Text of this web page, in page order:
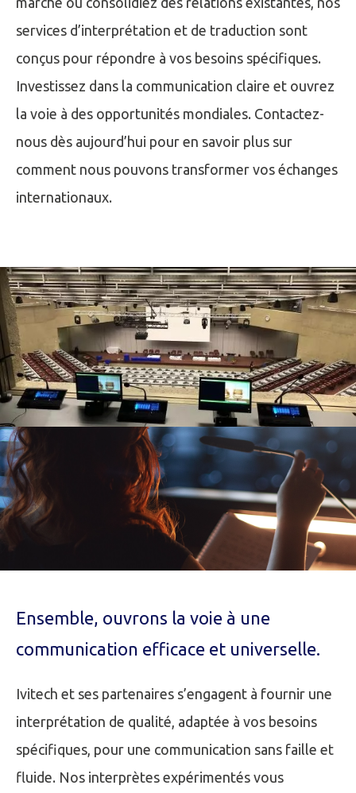
services d’interprétation et de traduction sont
conçus pour répondre à vos besoins spécifiques.
Investissez dans la communication claire et ouvrez
la voie à des opportunités mondiales. Contactez-
nous dès aujourd’hui pour en savoir plus sur
comment nous pouvons transformer vos échanges
internationaux.
Ensemble, ouvrons la voie à une
communication efficace et universelle.
Ivitech et ses partenaires s’engagent à fournir une
interprétation de qualité, adaptée à vos besoins
spécifiques, pour une communication sans faille et
fluide. Nos interprètes expérimentés vous